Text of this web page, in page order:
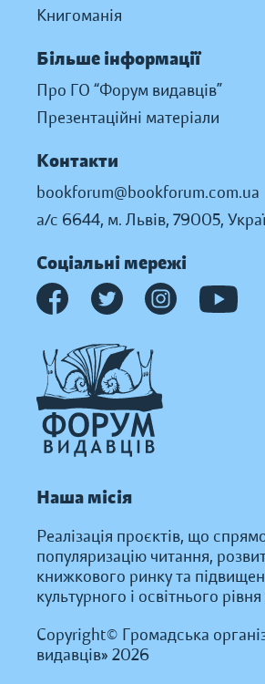
Книгоманія
Більше інформації
Про ГО “Форум видавців”
Презентаційні матеріали
Контакти
bookforum@bookforum.com.ua
а/с 6644, м. Львів, 79005,
Соціальні мережі
Наша місія
Реалізація проєктів, що
популяризацію читання,
книжкового ринку та
культурного і освітнього
Copyright© Громадська
видавців» 2026